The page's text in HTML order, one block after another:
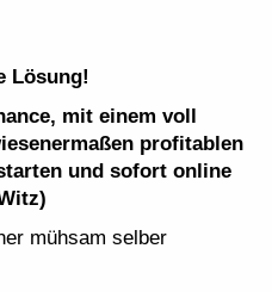
Lösung!
mit einem voll
profitablen
und sofort online
mühsam selber